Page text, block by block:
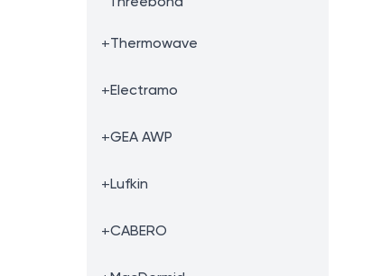
+Thermowave
+Electramo
+GEA AWP
+Lufkin
+CABERO